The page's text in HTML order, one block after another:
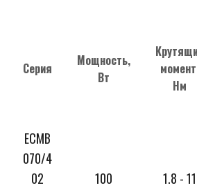
Серия
Мощность,
Вт
Нм
ECMB
070/4
02
100 1.8 - 11